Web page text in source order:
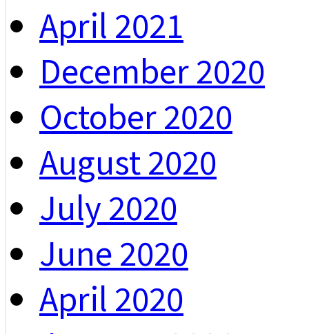
April 2021
December 2020
October 2020
August 2020
July 2020
June 2020
April 2020